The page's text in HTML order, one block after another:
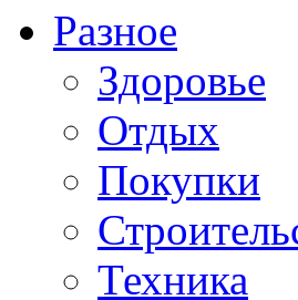
Разное
Здоровье
Отдых
Покупки
Техника